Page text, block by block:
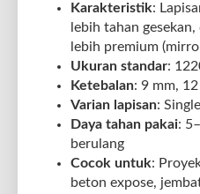
Karakteristik:
lebih tahan
lebih premium
Ukuran standar:
Ketebalan: 9 mm,
Varian lapisan:
Daya tahan pakai:
berulang
Cocok untuk:
beton expose,